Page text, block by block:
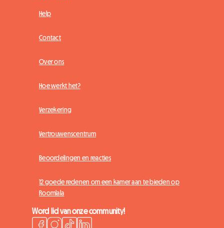
Help
Contact
Over ons
Hoe werkt het?
Verzekering
Vertrouwenscentrum
Beoordelingen en reacties
12 goede redenen om een kamer aan te bieden op
Roomlala
Word lid van onze community!